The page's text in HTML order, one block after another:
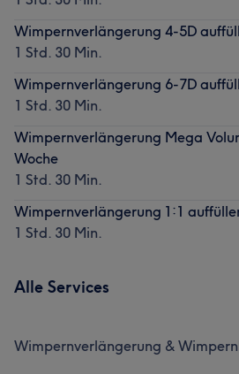
Wimpernverlängerung 4-5D
1 Std. 30 Min.
Wimpernverlängerung 6-7D
1 Std. 30 Min.
Wimpernverlängerung Mega
Woche
1 Std. 30 Min.
Wimpernverlängerung 1:1
1 Std. 30 Min.
Alle Services
Wimpernverlängerung &